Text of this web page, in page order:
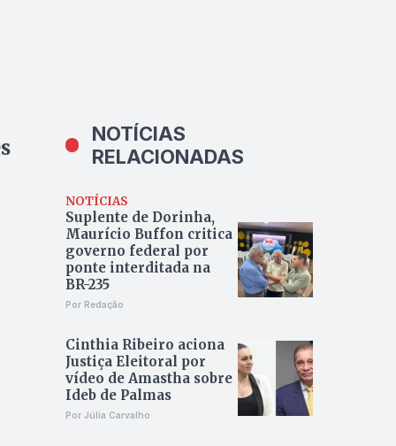
NOTÍCIAS
RELACIONADAS
NOTÍCIAS
Suplente de Dorinha,
Maurício Buffon critica
governo federal por
ponte interditada na
BR-235
Por Redação
Cinthia Ribeiro aciona
Justiça Eleitoral por
vídeo de Amastha sobre
Ideb de Palmas
Por Júlia Carvalho